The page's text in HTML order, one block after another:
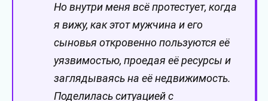
Но внутри меня всё протестует, когда
я вижу, как этот мужчина и его
сыновья откровенно пользуются её
уязвимостью, проедая её ресурсы и
заглядываясь на её недвижимость.
Поделилась ситуацией с